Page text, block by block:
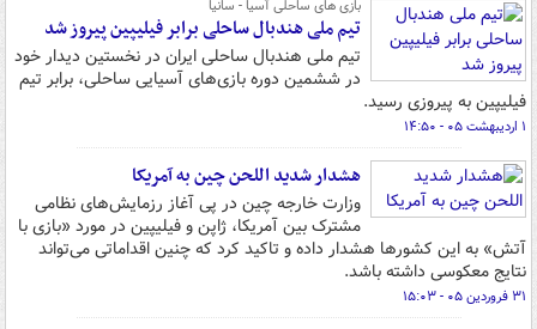
بازی های ساحلی آسیا - سانیا
تیم ملی هندبال ساحلی برابر فیلیپین پیروز شد
تیم ملی هندبال ساحلی ایران در نخستین دیدار خود
در ششمین دوره بازی‌های آسیایی ساحلی، برابر تیم
فیلیپین به پیروزی رسید.
۱ اردیبهشت ۰۵ - ۱۴:۵۰
هشدار شدید اللحن چین به آمریکا
وزارت خارجه چین در پی آغاز رزمایش‌های نظامی
مشترک بین آمریکا، ژاپن و فیلیپین در مورد «بازی با
آتش» به این کشورها هشدار داده و تاکید کرد که چنین اقداماتی می‌تواند
نتایج معکوسی داشته باشد.
۳۱ فروردین ۰۵ - ۱۵:۰۳